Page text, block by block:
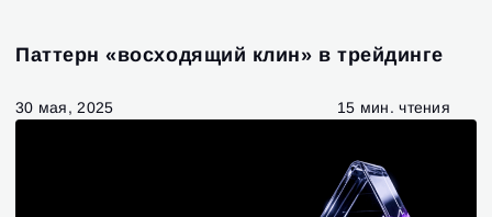
Паттерн «восходящий клин» в трейдинге
30 мая, 2025 15 мин. чтения